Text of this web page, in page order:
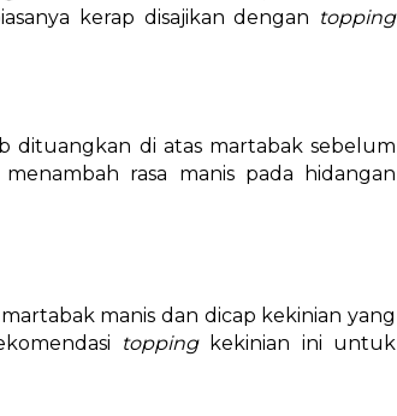
kerap disajikan dengan topping
dituangkan di atas martabak sebelum
rasa manis pada hidangan
manis dan dicap kekinian yang
topping kekinian ini untuk